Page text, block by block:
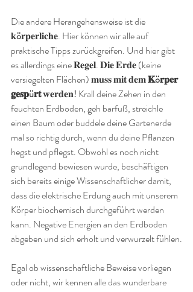
Die andere Herangehensweise ist die
𝐤ö𝐫𝐩𝐞𝐫𝐥𝐢𝐜𝐡𝐞. Hier können wir alle auf
praktische Tipps zurückgreifen. Und hier gibt
es allerdings eine 𝐑𝐞𝐠𝐞𝐥. 𝐃𝐢𝐞 𝐄𝐫𝐝𝐞 (keine
versiegelten Flächen) 𝐦𝐮𝐬𝐬 𝐦𝐢𝐭 𝐝𝐞𝐦 𝐊ö𝐫𝐩𝐞𝐫
𝐠𝐞𝐬𝐩ü𝐫𝐭 𝐰𝐞𝐫𝐝𝐞𝐧! Krall deine Zehen in den
feuchten Erdboden, geh barfuß, streichle
einen Baum oder buddele deine Gartenerde
mal so richtig durch, wenn du deine Pflanzen
hegst und pflegst. Obwohl es noch nicht
grundlegend bewiesen wurde, beschäftigen
sich bereits einige Wissenschaftlicher damit,
dass die elektrische Erdung auch mit unserem
Körper biochemisch durchgeführt werden
kann. Negative Energien an den Erdboden
abgeben und sich erholt und verwurzelt fühlen.
Egal ob wissenschaftliche Beweise vorliegen
oder nicht, wir kennen alle das wunderbare